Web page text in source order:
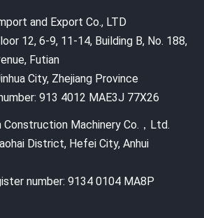
and Export Co., LTD
12, 6-9, 11-14, Building B, No. 188,
Futian
City, Zhejiang Province
913 4012 MAE3J 77X26
Construction Machinery Co.，Ltd.
District, Hefei City, Anhui
number: 9134 0104 MA8P